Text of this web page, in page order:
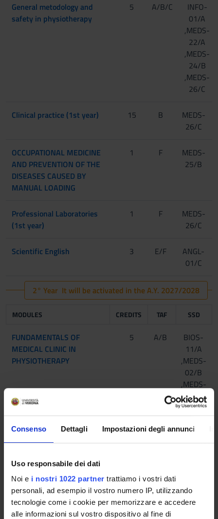
Consenso Dettagli Impostazioni degli annunci
Uso responsabile dei dati
Noi e i nostri 1022 partner trattiamo i vostri dati
personali, ad esempio il vostro numero IP, utilizzando
tecnologie come i cookie per memorizzare e accedere
alle informazioni sul vostro dispositivo al fine di
General metodology and
safety in physiotherapy
5 A/B/C
INFO-
01/A
,MEDS-
22/A
,MEDS-
24/B
,MEDS-
26/C
Clinical practice (1st year) 15 B
MEDS-
26/C
OCCUPATIONAL MEDICINE
AND PREVENTION OF THE
DISEASES CAUSED BY
MANUAL LOADING
1 F
MEDS-
25/B
Professional Laboratories
(1st year)
1 F
MEDS-
26/C
Scientific English 3 E/F
ANGL-
01/C
2° Year It will be activated in the A.Y. 2027/2028
MODULES CREDITS TAF SSD
FUNDAMENTALS OF
MEDICAL CLINIC IN
PHYSIOTHERAPY
5 A/B
BIOS-
11/A
,MEDS-
02/B
,MEDS-
03/A
,MEDS-
05/A
ADVANCED
MUSCLE-SKELETAL
PHYSIOTHERAPY AND
RESEARCH INTRODUCTION
6 A/B
MEDS-
,PHIL-
02/A